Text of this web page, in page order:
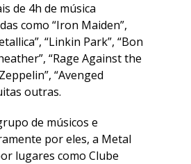
de 4h de música
como “Iron Maiden”,
“Linkin Park”, “Bon
“Rage Against the
“Avenged
outras.
de músicos e
por eles, a Metal
lugares como Clube